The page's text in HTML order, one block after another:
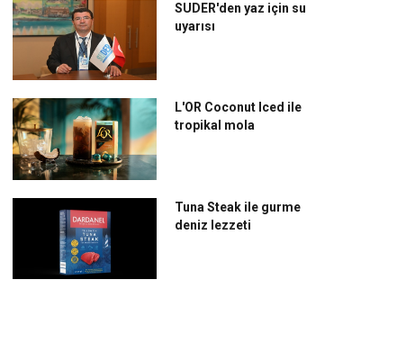
SUDER'den yaz için su
uyarısı
L'OR Coconut Iced ile
tropikal mola
Tuna Steak ile gurme
deniz lezzeti